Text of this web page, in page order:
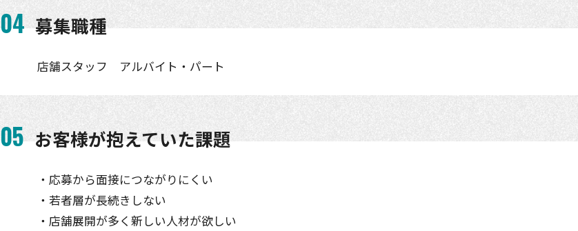
04 募集職種
店舗スタッフ アルバイト・パート
05 お客様が抱えていた課題
・応募から面接につながりにくい
・若者層が長続きしない
・店舗展開が多く新しい人材が欲しい